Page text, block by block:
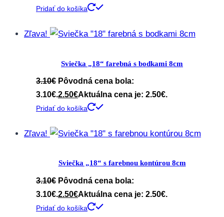
Pridať do košíka
Zľava!
Sviečka „18“ farebná s bodkami 8cm
3.10€ Pôvodná cena bola:
3.10€.2.50€Aktuálna cena je: 2.50€.
Pridať do košíka
Zľava!
Sviečka „18“ s farebnou kontúrou 8cm
3.10€ Pôvodná cena bola:
3.10€.2.50€Aktuálna cena je: 2.50€.
Pridať do košíka